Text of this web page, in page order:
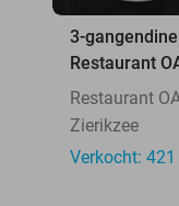
3-
Restaurant
Restaurant
Zierikzee
Verkocht: 421